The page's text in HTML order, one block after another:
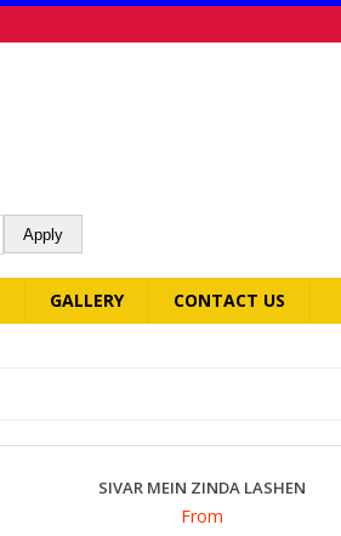
GALLERY CONTACT US
SIVAR MEIN ZINDA LASHEN
From